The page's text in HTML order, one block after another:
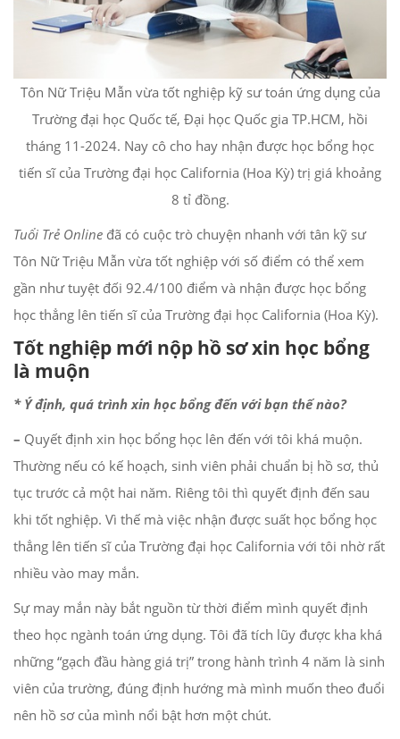
Tôn Nữ Triệu Mẫn vừa tốt nghiệp kỹ sư toán ứng dụng của
Trường đại học Quốc tế, Đại học Quốc gia TP.HCM, hồi
tháng 11-2024. Nay cô cho hay nhận được học bổng học
tiến sĩ của Trường đại học California (Hoa Kỳ) trị giá khoảng
8 tỉ đồng.
Tuổi Trẻ Online đã có cuộc trò chuyện nhanh với tân kỹ sư
Tôn Nữ Triệu Mẫn vừa tốt nghiệp với số điểm có thể xem
gần như tuyệt đối 92.4/100 điểm và nhận được học bổng
học thẳng lên tiến sĩ của Trường đại học California (Hoa Kỳ).
Tốt nghiệp mới nộp hồ sơ xin học bổng
là muộn
* Ý định, quá trình xin học bổng đến với bạn thế nào?
– Quyết định xin học bổng học lên đến với tôi khá muộn.
Thường nếu có kế hoạch, sinh viên phải chuẩn bị hồ sơ, thủ
tục trước cả một hai năm. Riêng tôi thì quyết định đến sau
khi tốt nghiệp. Vì thế mà việc nhận được suất học bổng học
thẳng lên tiến sĩ của Trường đại học California với tôi nhờ rất
nhiều vào may mắn.
Sự may mắn này bắt nguồn từ thời điểm mình quyết định
theo học ngành toán ứng dụng. Tôi đã tích lũy được kha khá
những “gạch đầu hàng giá trị” trong hành trình 4 năm là sinh
viên của trường, đúng định hướng mà mình muốn theo đuổi
nên hồ sơ của mình nổi bật hơn một chút.